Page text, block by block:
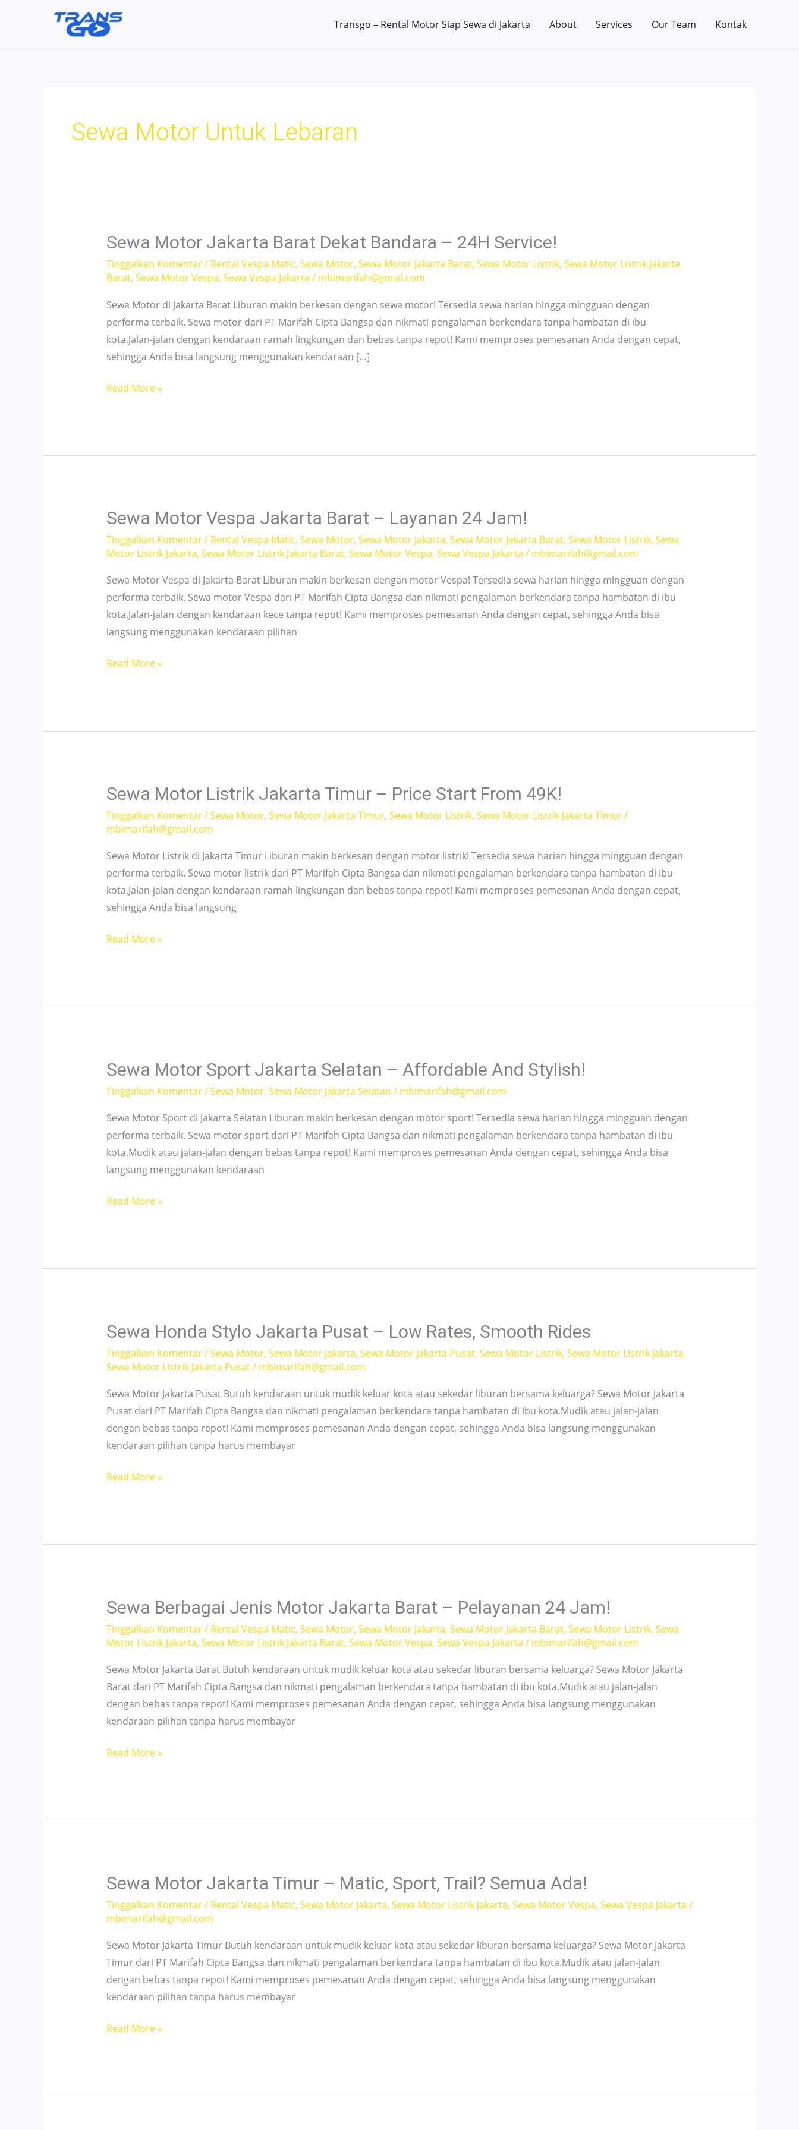
Transgo – Rental Motor Siap Sewa di Jakarta About Services Our Team Kontak
Sewa Motor Untuk Lebaran
Sewa Motor Jakarta Barat Dekat Bandara – 24H Service!
Tinggalkan Komentar/ Rental Vespa Matic, Sewa Motor, Sewa Motor Jakarta Barat, Sewa Motor Listrik, Sewa Motor Listrik Jakarta
Barat, Sewa Motor Vespa, Sewa Vespa Jakarta / mbimarifah@gmail.com
Sewa Motor di Jakarta Barat Liburan makin berkesan dengan sewa motor! Tersedia sewa harian hingga mingguan dengan
performa terbaik. Sewa motor dari PT Marifah Cipta Bangsa dan nikmati pengalaman berkendara tanpa hambatan di ibu
kota.Jalan-jalan dengan kendaraan ramah lingkungan dan bebas tanpa repot! Kami memproses pemesanan Anda dengan cepat,
sehingga Anda bisa langsung menggunakan kendaraan […]
Sewa
Dekat
Service!
Read More »
Sewa Motor Vespa Jakarta Barat – Layanan 24 Jam!
Tinggalkan Komentar/ Rental Vespa Matic, Sewa Motor, Sewa Motor Jakarta, Sewa Motor Jakarta Barat, Sewa Motor Listrik, Sewa
Motor Listrik Jakarta, Sewa Motor Listrik Jakarta Barat, Sewa Motor Vespa, Sewa Vespa Jakarta / mbimarifah@gmail.com
Sewa Motor Vespa di Jakarta Barat Liburan makin berkesan dengan motor Vespa! Tersedia sewa harian hingga mingguan dengan
performa terbaik. Sewa motor Vespa dari PT Marifah Cipta Bangsa dan nikmati pengalaman berkendara tanpa hambatan di ibu
kota.Jalan-jalan dengan kendaraan kece tanpa repot! Kami memproses pemesanan Anda dengan cepat, sehingga Anda bisa
langsung menggunakan kendaraan pilihan
Sewa
Barat
Jam!
Read More »
Sewa Motor Listrik Jakarta Timur – Price Start From 49K!
Tinggalkan Komentar/Sewa Motor, Sewa Motor Jakarta Timur, Sewa Motor Listrik, Sewa Motor Listrik Jakarta Timur/
mbimarifah@gmail.com
Sewa Motor Listrik di Jakarta Timur Liburan makin berkesan dengan motor listrik! Tersedia sewa harian hingga mingguan dengan
performa terbaik. Sewa motor listrik dari PT Marifah Cipta Bangsa dan nikmati pengalaman berkendara tanpa hambatan di ibu
kota.Jalan-jalan dengan kendaraan ramah lingkungan dan bebas tanpa repot! Kami memproses pemesanan Anda dengan cepat,
sehingga Anda bisa langsung
Sewa
Timur
From
49K!
Read More »
Sewa Motor Sport Jakarta Selatan – Affordable And Stylish!
Tinggalkan Komentar/Sewa Motor, Sewa Motor Jakarta Selatan / mbimarifah@gmail.com
Sewa Motor Sport di Jakarta Selatan Liburan makin berkesan dengan motor sport! Tersedia sewa harian hingga mingguan dengan
performa terbaik. Sewa motor sport dari PT Marifah Cipta Bangsa dan nikmati pengalaman berkendara tanpa hambatan di ibu
kota.Mudik atau jalan-jalan dengan bebas tanpa repot! Kami memproses pemesanan Anda dengan cepat, sehingga Anda bisa
langsung menggunakan kendaraan
Sewa
Selatan
Stylish!
Read More »
Sewa Honda Stylo Jakarta Pusat – Low Rates, Smooth Rides
Tinggalkan Komentar/Sewa Motor, Sewa Motor Jakarta, Sewa Motor Jakarta Pusat, Sewa Motor Listrik, Sewa Motor Listrik Jakarta,
Sewa Motor Listrik Jakarta Pusat/ mbimarifah@gmail.com
Sewa Motor Jakarta Pusat Butuh kendaraan untuk mudik keluar kota atau sekedar liburan bersama keluarga? Sewa Motor Jakarta
Pusat dari PT Marifah Cipta Bangsa dan nikmati pengalaman berkendara tanpa hambatan di ibu kota.Mudik atau jalan-jalan
dengan bebas tanpa repot! Kami memproses pemesanan Anda dengan cepat, sehingga Anda bisa langsung menggunakan
kendaraan pilihan tanpa harus membayar
Sewa
Pusat
Smooth
Rides
Read More »
Sewa Berbagai Jenis Motor Jakarta Barat – Pelayanan 24 Jam!
Tinggalkan Komentar/ Rental Vespa Matic, Sewa Motor, Sewa Motor Jakarta, Sewa Motor Jakarta Barat, Sewa Motor Listrik, Sewa
Motor Listrik Jakarta, Sewa Motor Listrik Jakarta Barat, Sewa Motor Vespa, Sewa Vespa Jakarta / mbimarifah@gmail.com
Sewa Motor Jakarta Barat Butuh kendaraan untuk mudik keluar kota atau sekedar liburan bersama keluarga? Sewa Motor Jakarta
Barat dari PT Marifah Cipta Bangsa dan nikmati pengalaman berkendara tanpa hambatan di ibu kota.Mudik atau jalan-jalan
dengan bebas tanpa repot! Kami memproses pemesanan Anda dengan cepat, sehingga Anda bisa langsung menggunakan
kendaraan pilihan tanpa harus membayar
Sewa
Jakarta
24
Jam!
Read More »
Sewa Motor Jakarta Timur – Matic, Sport, Trail? Semua Ada!
Tinggalkan Komentar/ Rental Vespa Matic, Sewa Motor Jakarta, Sewa Motor Listrik Jakarta, Sewa Motor Vespa, Sewa Vespa Jakarta /
mbimarifah@gmail.com
Sewa Motor Jakarta Timur Butuh kendaraan untuk mudik keluar kota atau sekedar liburan bersama keluarga? Sewa Motor Jakarta
Timur dari PT Marifah Cipta Bangsa dan nikmati pengalaman berkendara tanpa hambatan di ibu kota.Mudik atau jalan-jalan
dengan bebas tanpa repot! Kami memproses pemesanan Anda dengan cepat, sehingga Anda bisa langsung menggunakan
kendaraan pilihan tanpa harus membayar
Sewa
–
Read More »